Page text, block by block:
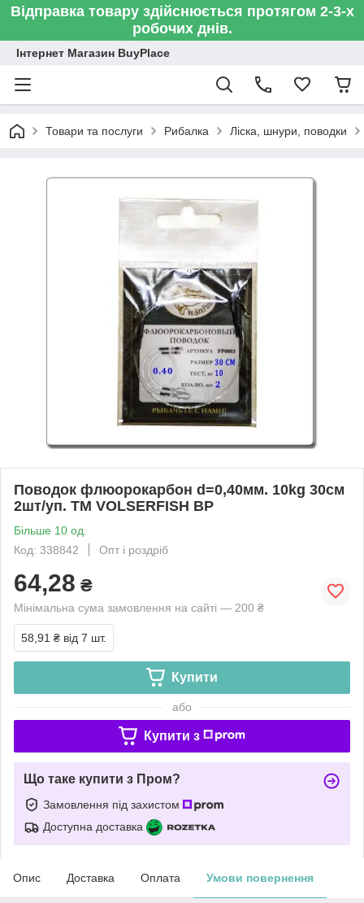
Відправка товару здійснюється протягом 2-3-х
робочих днів.
Інтернет Магазин BuyPlace
Товари та послуги Рибалка Ліска, шнури, поводки
Поводок флюорокарбон d=0,40мм. 10kg 30см
2шт/уп. ТМ VOLSERFISH BP
Більше 10 од.
Код: 338842
Опт і роздріб
64,28 ₴
Мінімальна сума замовлення на сайті — 200 ₴
58,91 ₴ від 7 шт.
Купити
або
Купити з
Що таке купити з Пром?
Замовлення під захистом
Доступна доставка
Опис Доставка Оплата Умови повернення